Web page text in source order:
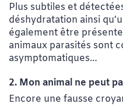
Plus subtiles et
déshydratation ainsi
également être
animaux parasités sont
asymptomatiques…
2. Mon animal ne peut
Encore une fausse